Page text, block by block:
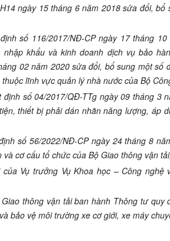
ngày 15 tháng 6 năm 2018 sửa đổi,
số 116/2017/NĐ-CP ngày 17 tháng
nhập khẩu và kinh doanh dịch vụ bảo
02 năm 2020 sửa đổi, bổ sung một
lĩnh vực quản lý nhà nước của Bộ
định số 04/2017/QĐ-TTg ngày 09 tháng 3
thiết bị phải dán nhãn năng lượng, áp
số 56/2022/NĐ-CP ngày 24 tháng 8
và cơ cấu tổ chức của Bộ Giao thông vận
của Vụ trưởng Vụ Khoa học – Công
thông vận tải ban hành Thông tư
bảo vệ môi trường xe cơ giới, xe máy